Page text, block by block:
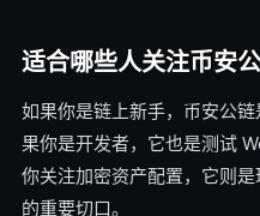
适合哪些人关注币安
如果你是链上新手，币安公
果你是开发者，它也是测试
你关注加密资产配置，它则
的重要切口。